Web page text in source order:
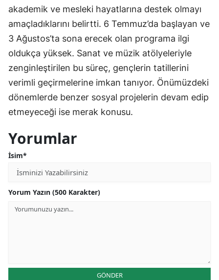
akademik ve mesleki hayatlarına destek olmayı
amaçladıklarını belirtti. 6 Temmuz’da başlayan ve
3 Ağustos’ta sona erecek olan programa ilgi
oldukça yüksek. Sanat ve müzik atölyeleriyle
zenginleştirilen bu süreç, gençlerin tatillerini
verimli geçirmelerine imkan tanıyor. Önümüzdeki
dönemlerde benzer sosyal projelerin devam edip
etmeyeceği ise merak konusu.
Yorumlar
İsim*
Yorum Yazın (500 Karakter)
GÖNDER